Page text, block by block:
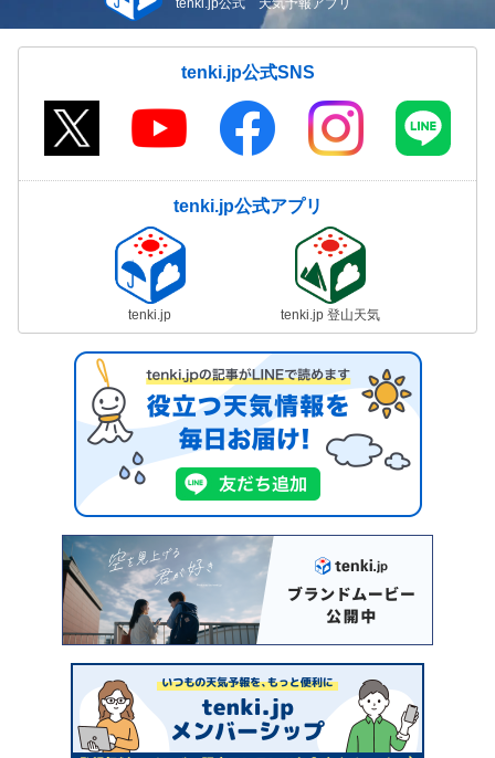
tenki.jp公式 天気予報アプリ
tenki.jp公式SNS
tenki.jp公式アプリ
tenki.jp tenki.jp 登山天気